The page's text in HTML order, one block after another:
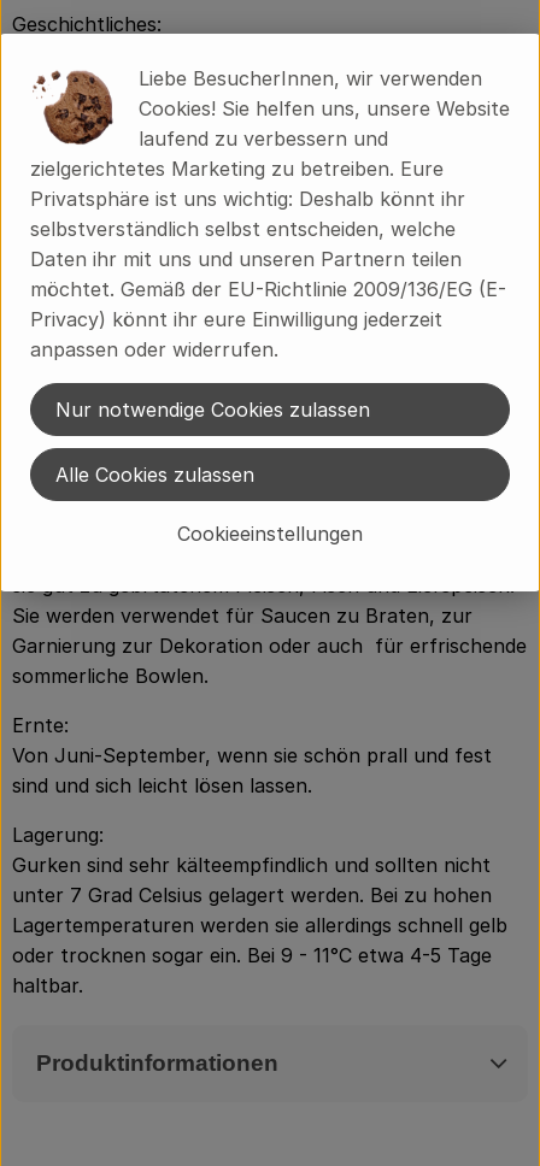
Geschichtliches:
schon im Ägypten der pharaonischen Altzeit, also vor
4000 Jahren, angebaut worden. Zum Beweis wird auf
Tempelfresken aus dieser Zeit verwiesen. Auf
europäischen Boden tauchte sie erstmals schon bei
den alten Griechen auf, die dort schon als Tafelgemüse
bekannt war, allerdings sehr bitter und mit dem
heutigen Geschmack nicht vergleichbar. Es waren die
Römer, welche die kleinen Pflanzen schon unter Glas
zogen. Einige Jahrhunderte später tauchte die Gurke
dann erstmals im Osten Europas bei den Slawen auf,
um zwischen dem 16. und 17. Jahrhundert endlich in
hiesigen Gemüsebeeten zu landen.
Verwendung:
Bei rohem Verzehr wird die Gurke häufig mit Joghurt,
Essig oder Zitronensaft sowie Pflanzenöl als Salat
Sie werden verwendet für Saucen zu Braten, zur
Garnierung zur Dekoration oder auch für erfrischende
sommerliche Bowlen.
Ernte:
Von Juni-September, wenn sie schön prall und fest
sind und sich leicht lösen lassen.
Lagerung:
Gurken sind sehr kälteempfindlich und sollten nicht
unter 7 Grad Celsius gelagert werden. Bei zu hohen
Lagertemperaturen werden sie allerdings schnell gelb
oder trocknen sogar ein. Bei 9 - 11°C etwa 4-5 Tage
haltbar.
Produktinformationen
Liebe BesucherInnen, wir verwenden
Cookies! Sie helfen uns, unsere Website
laufend zu verbessern und
zielgerichtetes Marketing zu betreiben. Eure
Privatsphäre ist uns wichtig: Deshalb könnt ihr
selbstverständlich selbst entscheiden, welche
Daten ihr mit uns und unseren Partnern teilen
möchtet. Gemäß der EU-Richtlinie 2009/136/EG (E-
Privacy) könnt ihr eure Einwilligung jederzeit
anpassen oder widerrufen.
Cookieeinstellungen
Nur notwendige Cookies zulassen
Alle Cookies zulassen